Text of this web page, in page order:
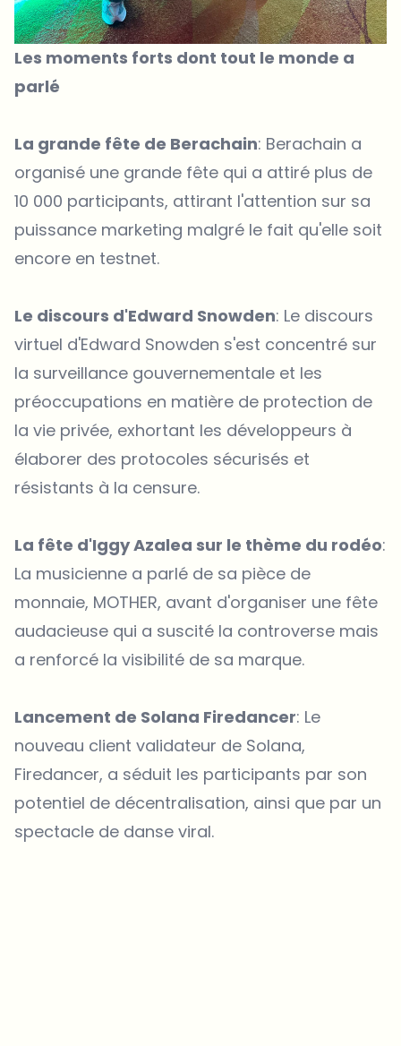
Les moments forts dont tout le monde a
parlé
La grande fête de Berachain: Berachain a
organisé une grande fête qui a attiré plus de
10 000 participants, attirant l'attention sur sa
puissance marketing malgré le fait qu'elle soit
encore en testnet.
Le discours d'Edward Snowden: Le discours
virtuel d'Edward Snowden s'est concentré sur
la surveillance gouvernementale et les
préoccupations en matière de protection de
la vie privée, exhortant les développeurs à
élaborer des protocoles sécurisés et
résistants à la censure.
La fête d'Iggy Azalea sur le thème du rodéo:
La musicienne a parlé de sa pièce de
monnaie, MOTHER, avant d'organiser une fête
audacieuse qui a suscité la controverse mais
a renforcé la visibilité de sa marque.
Lancement de Solana Firedancer: Le
nouveau client validateur de Solana,
Firedancer, a séduit les participants par son
potentiel de décentralisation, ainsi que par un
spectacle de danse viral.